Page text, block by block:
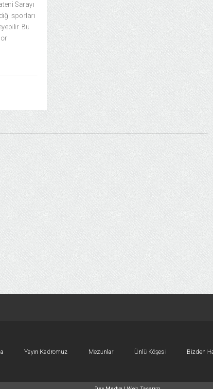
Sarayı
sporları
Bu
Yayın Kadromuz Mezunlar Ünlü Köşesi Bizden